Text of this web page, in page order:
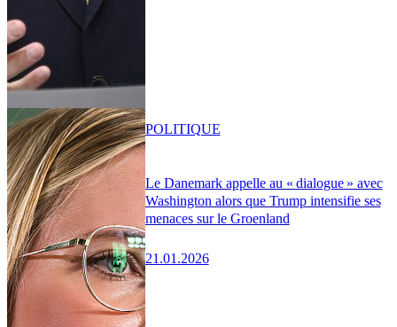
Le Danemark appelle au « dialogue » avec
Washington alors que Trump intensifie ses
menaces sur le Groenland
21.01.2026
POLITIQUE